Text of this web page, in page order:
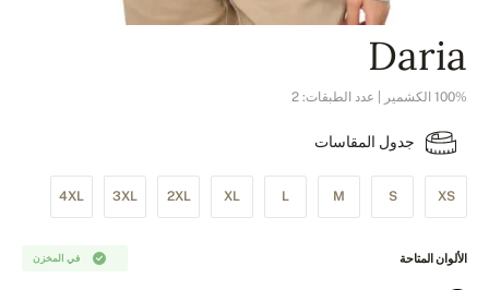
Daria
100% الكشمير | عدد الطبقات: 2
جدول المقاسات
XS
S
M
L
XL
2XL
3XL
4XL
في المخزن الألوان المتاحة